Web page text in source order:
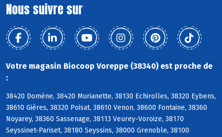
Nous suivre sur
Votre magasin Biocoop Voreppe (38340) est proche de
:
38420 Domène, 38420 Murianette, 38130 Echirolles, 38320 Eybens,
38610 Gières, 38320 Poisat, 38610 Venon, 38600 Fontaine, 38360
Noyarey, 38360 Sassenage, 38113 Veurey-Voroize, 38170
Seyssinet-Pariset, 38180 Seyssins, 38000 Grenoble, 38100